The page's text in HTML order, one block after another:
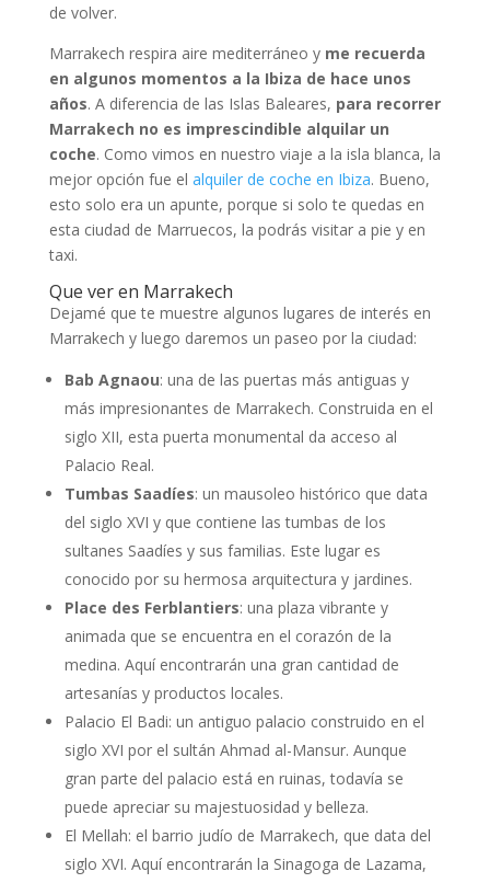
de volver.
Marrakech respira aire mediterráneo y me recuerda
en algunos momentos a la Ibiza de hace unos
años. A diferencia de las Islas Baleares, para recorrer
Marrakech no es imprescindible alquilar un
coche. Como vimos en nuestro viaje a la isla blanca, la
mejor opción fue el alquiler de coche en Ibiza. Bueno,
esto solo era un apunte, porque si solo te quedas en
esta ciudad de Marruecos, la podrás visitar a pie y en
taxi.
Que ver en Marrakech
Dejamé que te muestre algunos lugares de interés en
Marrakech y luego daremos un paseo por la ciudad:
Bab Agnaou: una de las puertas más antiguas y
más impresionantes de Marrakech. Construida en el
siglo XII, esta puerta monumental da acceso al
Palacio Real.
Tumbas Saadíes: un mausoleo histórico que data
del siglo XVI y que contiene las tumbas de los
sultanes Saadíes y sus familias. Este lugar es
conocido por su hermosa arquitectura y jardines.
Place des Ferblantiers: una plaza vibrante y
animada que se encuentra en el corazón de la
medina. Aquí encontrarán una gran cantidad de
artesanías y productos locales.
Palacio El Badi: un antiguo palacio construido en el
siglo XVI por el sultán Ahmad al-Mansur. Aunque
gran parte del palacio está en ruinas, todavía se
puede apreciar su majestuosidad y belleza.
El Mellah: el barrio judío de Marrakech, que data del
siglo XVI. Aquí encontrarán la Sinagoga de Lazama,